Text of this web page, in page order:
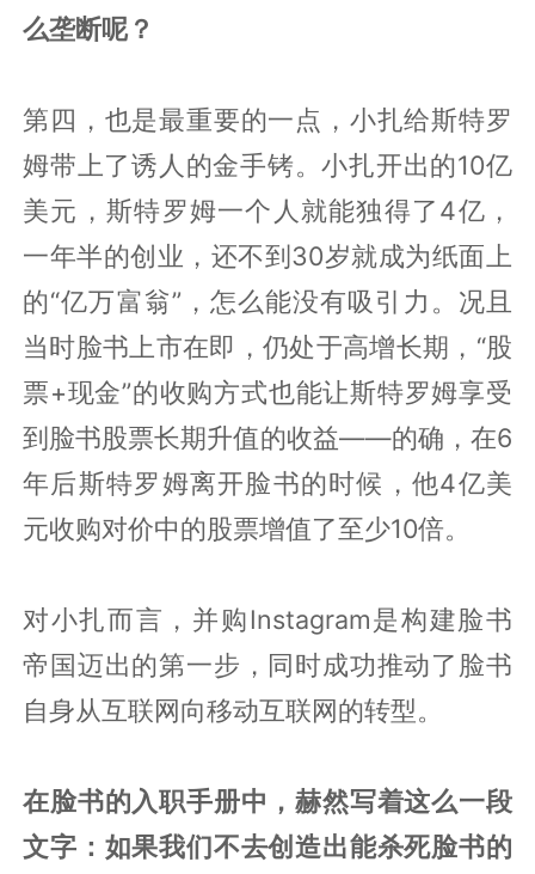
么垄断呢？
第四，也是最重要的一点，小扎给斯特罗
姆带上了诱人的金手铐。小扎开出的10亿
美元，斯特罗姆一个人就能独得了4亿，
一年半的创业，还不到30岁就成为纸面上
的“亿万富翁”，怎么能没有吸引力。况且
当时脸书上市在即，仍处于高增长期，“股
票+现金”的收购方式也能让斯特罗姆享受
到脸书股票长期升值的收益——的确，在6
年后斯特罗姆离开脸书的时候，他4亿美
元收购对价中的股票增值了至少10倍。
对小扎而言，并购Instagram是构建脸书
帝国迈出的第一步，同时成功推动了脸书
自身从互联网向移动互联网的转型。
在脸书的入职手册中，赫然写着这么一段
文字：如果我们不去创造出能杀死脸书的